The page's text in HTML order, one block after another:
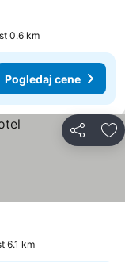
0.6 km
Pogledaj cene
Deli
6.1 km